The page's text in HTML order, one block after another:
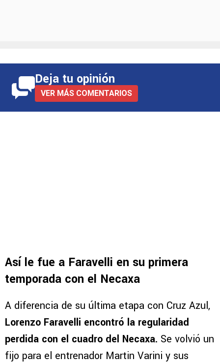
Deja tu opinión
VER MÁS COMENTARIOS
Así le fue a Faravelli en su primera
temporada con el Necaxa
A diferencia de su última etapa con Cruz Azul,
Lorenzo Faravelli encontró la regularidad
perdida con el cuadro del Necaxa. Se volvió un
fijo para el entrenador Martin Varini y sus